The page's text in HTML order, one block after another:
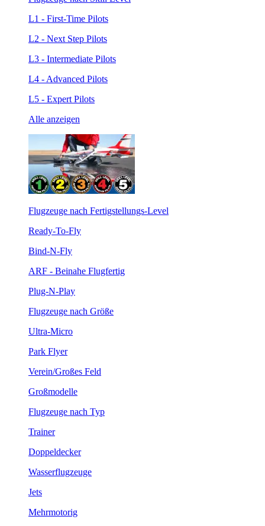
L1 - First-Time Pilots
L2 - Next Step Pilots
L3 - Intermediate Pilots
L4 - Advanced Pilots
L5 - Expert Pilots
Alle anzeigen
Flugzeuge nach Fertigstellungs-Level
Ready-To-Fly
Bind-N-Fly
ARF - Beinahe Flugfertig
Plug-N-Play
Flugzeuge nach Größe
Ultra-Micro
Park Flyer
Verein/Großes Feld
Großmodelle
Flugzeuge nach Typ
Trainer
Doppeldecker
Wasserflugzeuge
Jets
Mehrmotorig